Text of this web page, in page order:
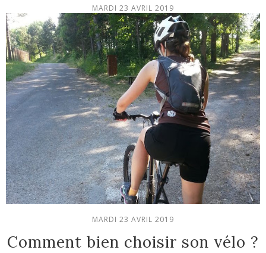
MARDI 23 AVRIL 2019
MARDI 23 AVRIL 2019
Comment bien choisir son vélo ?